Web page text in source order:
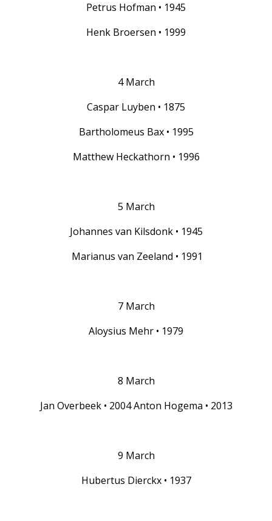
Petrus Hofman • 1945
Henk Broersen • 1999
4 March
Caspar Luyben • 1875
Bartholomeus Bax • 1995
Matthew Heckathorn • 1996
5 March
Johannes van Kilsdonk • 1945
Marianus van Zeeland • 1991
7 March
Aloysius Mehr • 1979
8 March
Jan Overbeek • 2004 Anton Hogema • 2013
9 March
Hubertus Dierckx • 1937